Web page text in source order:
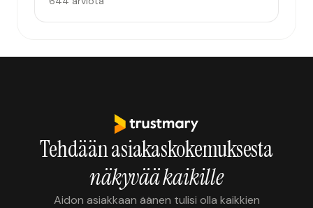
Tehdään asiakaskokemuksesta
näkyvää kaikille
Aidon asiakkaan äänen tulisi olla kaikkien